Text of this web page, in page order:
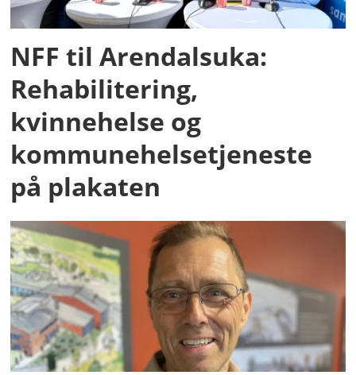
NFF til Arendalsuka:
Rehabilitering,
kvinnehelse og
kommunehelsetjeneste
på plakaten